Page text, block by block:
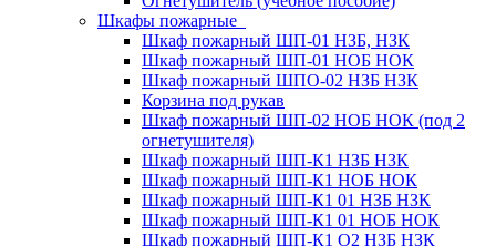
Шкафы пожарные
Шкаф пожарный ШП-01 НЗБ, НЗК
Шкаф пожарный ШП-01 НОБ НОК
Шкаф пожарный ШПО-02 НЗБ НЗК
Корзина под рукав
Шкаф пожарный ШП-02 НОБ НОК (под 2
огнетушителя)
Шкаф пожарный ШП-К1 НЗБ НЗК
Шкаф пожарный ШП-К1 НОБ НОК
Шкаф пожарный ШП-К1 01 НЗБ НЗК
Шкаф пожарный ШП-К1 01 НОБ НОК
Шкаф пожарный ШП-К1 О2 НЗБ НЗК